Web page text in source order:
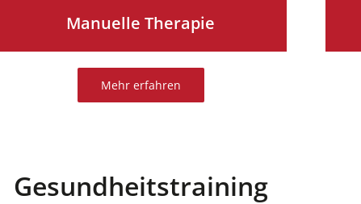
Manuelle Therapie
Mehr erfahren
Gesundheitstraining